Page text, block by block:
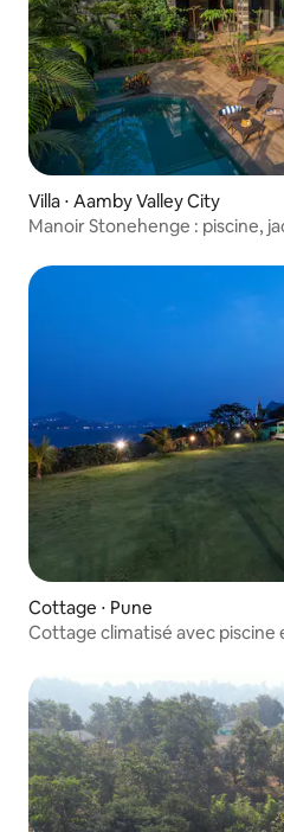
Villa ⋅ Aamby Valley City
Manoir Stonehenge : piscine,
Cottage ⋅ Pune
Cottage climatisé avec piscine